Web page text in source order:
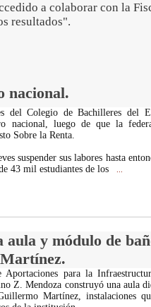
a colaborar con la
resultados".
nacional.
del Colegio de Bachilleres del
nacional, luego de que la
Sobre la Renta.
suspender sus labores hasta
43 mil estudiantes de los
y módulo de
para la
Z. Mendoza construyó una aula
Martínez, instalaciones